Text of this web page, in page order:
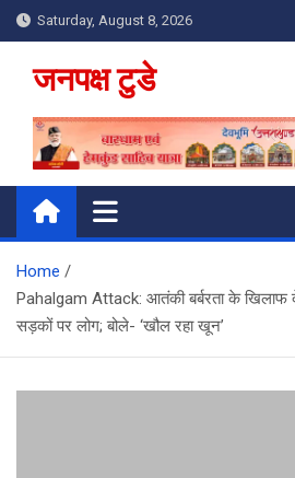
Skip
to
content
Saturday, August 8, 2026
जनपक्ष टुडे
Home
Pahalgam Attack: आतंकी बर्बरता के
सड़कों पर लोग; बोले- ‘खौल रहा खून’